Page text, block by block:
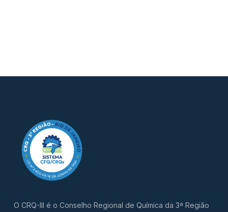
O CRQ-III é o Conselho Regional de Química da 3ª Região